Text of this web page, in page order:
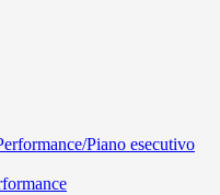
Piano esecutivo